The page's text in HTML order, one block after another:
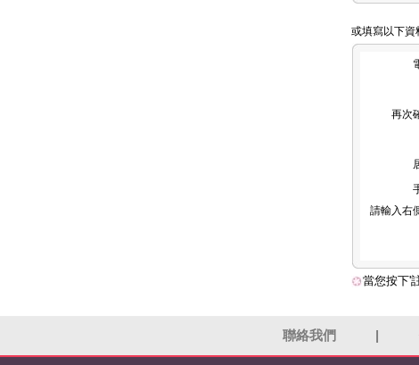
或填寫以下資
再次
請輸入右
當您按下'
聯絡我們